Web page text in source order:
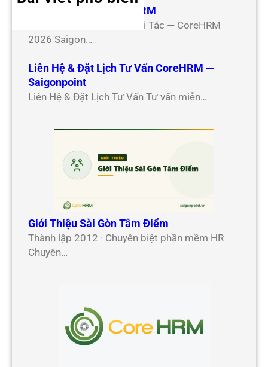
Hợp Tác Đối Tác CoreHRM
Chương Trình Hợp Tác Đối Tác — CoreHRM
2026 Saigon…
Liên Hệ & Đặt Lịch Tư Vấn CoreHRM —
Saigonpoint
Liên Hệ & Đặt Lịch Tư Vấn Tư vấn miễn…
Giới Thiệu Sài Gòn Tâm Điểm
Thành lập 2012 · Chuyên biệt phần mềm HR
Chuyên…